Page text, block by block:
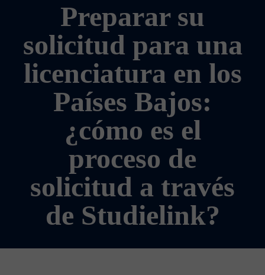
Preparar su
solicitud para una
licenciatura en los
Países Bajos:
¿cómo es el
proceso de
solicitud a través
de Studielink?